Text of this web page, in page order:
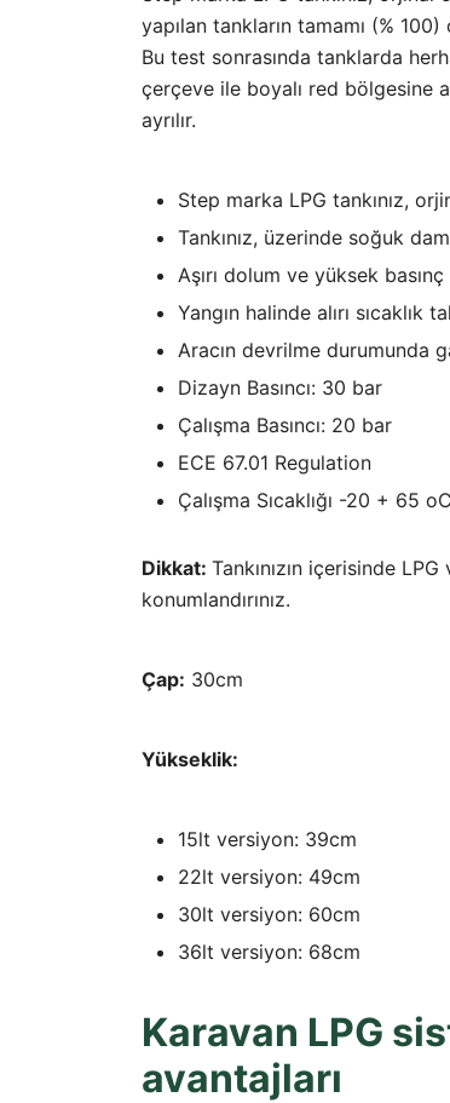
yapılan tankların tamamı (%
Bu test sonrasında tanklarda
çerçeve ile boyalı red bölgesine
ayrılır.
Step marka LPG tankınız,
Tankınız, üzerinde soğuk
Aşırı dolum ve yüksek basınç
Yangın halinde alırı sıcaklık
Aracın devrilme durumunda
Dizayn Basıncı: 30 bar
Çalışma Basıncı: 20 bar
ECE 67.01 Regulation
Çalışma Sıcaklığı -20 + 65 oC
Dikkat: Tankınızın içerisinde
konumlandırınız.
Çap: 30cm
Yükseklik:
15lt versiyon: 39cm
22lt versiyon: 49cm
30lt versiyon: 60cm
36lt versiyon: 68cm
Karavan LPG
avantajları